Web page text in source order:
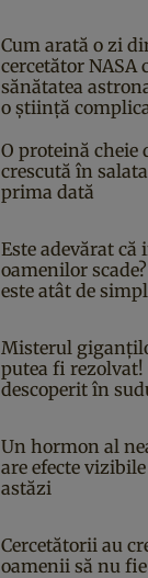
Cum arată o zi
cercetător NASA
sănătatea
o știință
O proteină cheie
crescută în
prima dată
Este adevărat că
oamenilor
este atât de
Misterul
putea fi rezolvat!
descoperit în
Un hormon al
are efecte
astăzi
Cercetătorii au
oamenii să nu